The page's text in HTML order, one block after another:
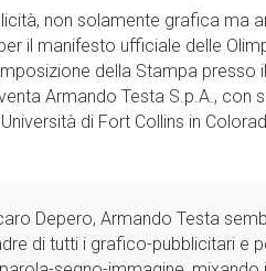
non solamente grafica ma
il manifesto ufficiale delle
della Stampa presso
Armando Testa S.p.A., con
di Fort Collins in
Depero, Armando Testa
di tutti i grafico-pubblicitari e